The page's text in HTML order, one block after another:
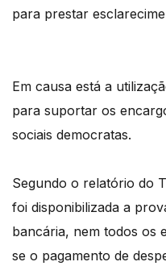
para prestar
Em causa está a
para suportar os
sociais democratas.
Segundo o relatório do
foi disponibilizada a
bancária, nem todos os
se o pagamento de